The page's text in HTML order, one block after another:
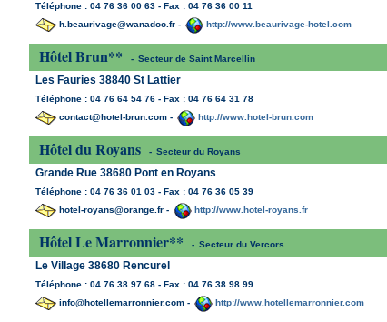
Téléphone : 04 76 36 00 63 - Fax : 04 76 36 00 11
h.beaurivage@wanadoo.fr -
http://www.beaurivage-hotel.com
Hôtel Brun** - Secteur de Saint Marcellin
Les Fauries 38840 St Lattier
Téléphone : 04 76 64 54 76 - Fax : 04 76 64 31 78
contact@hotel-brun.com -
http://www.hotel-brun.com
Hôtel du Royans - Secteur du Royans
Grande Rue 38680 Pont en Royans
Téléphone : 04 76 36 01 03 - Fax : 04 76 36 05 39
hotel-royans@orange.fr -
http://www.hotel-royans.fr
Hôtel Le Marronnier** - Secteur du Vercors
Le Village 38680 Rencurel
Téléphone : 04 76 38 97 68 - Fax : 04 76 38 98 99
info@hotellemarronnier.com -
http://www.hotellemarronnier.com